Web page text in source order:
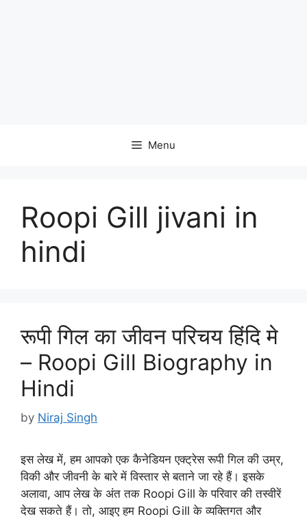
Menu
Roopi Gill jivani in
hindi
रूपी गिल का जीवन परिचय हिंदि मे
– Roopi Gill Biography in
Hindi
by Niraj Singh
इस लेख में, हम आपको एक कैनेडियन एक्ट्रेस रूपी गिल की उम्र,
विकी और जीवनी के बारे में विस्तार से बताने जा रहे हैं। इसके
अलावा, आप लेख के अंत तक Roopi Gill के परिवार की तस्वीरें
देख सकते हैं। तो, आइए हम Roopi Gill के व्यक्तिगत और